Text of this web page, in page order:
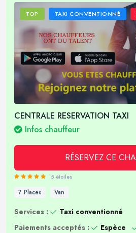
TOP TAXI CONVENTIONNÉ
CENTRALE RESERVATION TAXI
Infos chauffeur
RÉSERVEZ CE
5 étoiles
7 Places Van
Services :
Taxi conventionné
Paiements acceptés :
Espèce